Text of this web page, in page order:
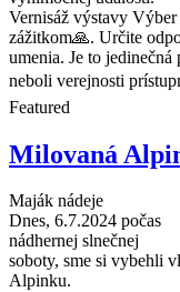
Vernisáž výstavy
zážitkom🙏. Určite
umenia. Je to
neboli verejnosti
Featured
Milovaná
Maják nádeje
Dnes, 6.7.2024 počas
nádhernej slnečnej
soboty, sme si vybehli
Alpinku.